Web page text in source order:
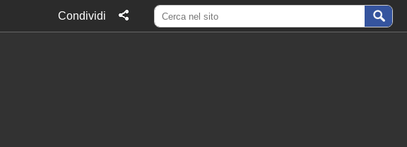
Condividi